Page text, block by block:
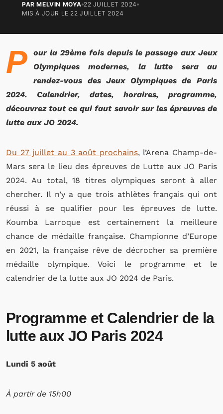
PAR MELVIN MOYA 22 JUILLET 2024
MIS À JOUR LE 22 JUILLET 2024
P
our la 29ème fois depuis le passage aux Jeux
Olympiques modernes, la lutte sera au
rendez-vous des Jeux Olympiques de Paris
2024. Calendrier, dates, horaires, programme,
découvrez tout ce qui faut savoir sur les épreuves de
lutte aux JO 2024.
Du 27 juillet au 3 août prochains, l’Arena Champ-de-
Mars sera le lieu des épreuves de Lutte aux JO Paris
2024. Au total, 18 titres olympiques seront à aller
chercher. Il n’y a que trois athlètes français qui ont
réussi à se qualifier pour les épreuves de lutte.
Koumba Larroque est certainement la meilleure
chance de médaille française. Championne d’Europe
en 2021, la française rêve de décrocher sa première
médaille olympique. Voici le programme et le
calendrier de la lutte aux JO 2024 de Paris.
Programme et Calendrier de la
lutte aux JO Paris 2024
Lundi 5 août
À partir de 15h00